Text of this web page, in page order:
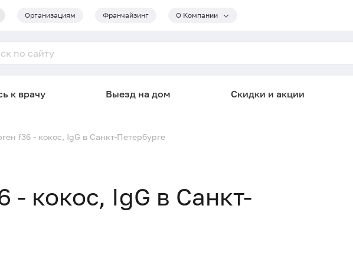
Организациям Франчайзинг О Компании
к врачу Выезд на дом Скидки и акции
f36 - кокос, IgG в Санкт-Петербурге
- кокос, IgG в Санкт-